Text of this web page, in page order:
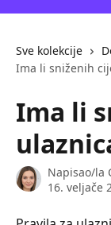
Sve kolekcije
Ima li sniženih
Ima li
Napisao/la
16. veljače